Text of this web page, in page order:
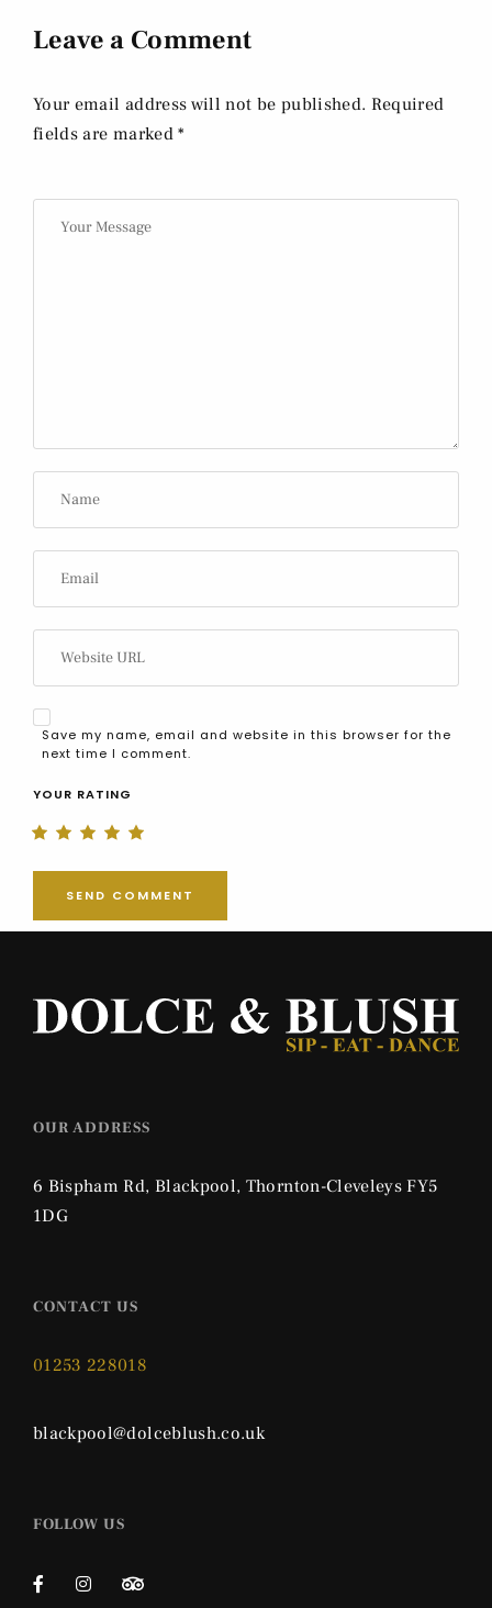
Leave a Comment
Your email address will not be published. Required
fields are marked *
Save my name, email and website in this browser for the
next time I comment.
YOUR RATING
OUR ADDRESS
6 Bispham Rd, Blackpool, Thornton-Cleveleys FY5
1DG
CONTACT US
01253 228018
blackpool@dolceblush.co.uk
FOLLOW US